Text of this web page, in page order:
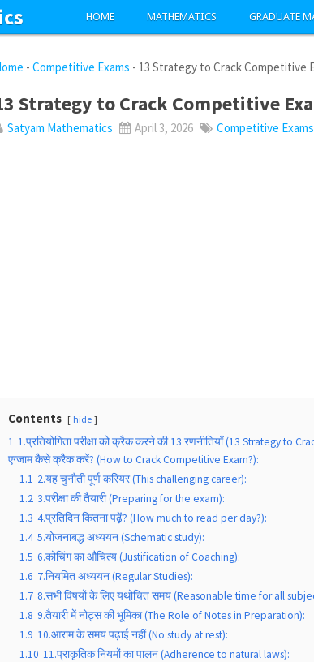
HOME MATHEMATICS GRADUATE
-Competitive Exams - 13 Strategy to Crack Competitive
Strategy to Crack Competitive
Satyam Mathematics April 3, 2026 Competitive Exams
Contents hide
1 1.प्रतियोगिता परीक्षा को क्रैक करने की 13 रणनीतियाँ (13 Strategy to
एग्जाम कैसे क्रैक करें? (How to Crack Competitive Exam?):
1.1 2.यह चुनौती पूर्ण करियर (This challenging career):
1.2 3.परीक्षा की तैयारी (Preparing for the exam):
1.3 4.प्रतिदिन कितना पढ़ें? (How much to read per day?):
1.4 5.योजनाबद्ध अध्ययन (Schematic study):
1.5 6.कोचिंग का औचित्य (Justification of Coaching):
1.6 7.नियमित अध्ययन (Regular Studies):
1.7 8.सभी विषयों के लिए यथोचित समय (Reasonable time for all
1.8 9.तैयारी में नोट्स की भूमिका (The Role of Notes in Preparation):
1.9 10.आराम के समय पढ़ाई नहीं (No study at rest):
1.10 11.प्राकृतिक नियमों का पालन (Adherence to natural laws):